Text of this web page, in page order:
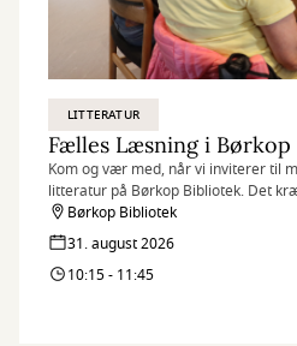
LITTERATUR
Fælles Læsning i Børkop
Kom og vær med, når vi inviterer til
litteratur på Børkop Bibliotek. Det
være med til Fælles Læsning - kun at
og tale sammen.
Børkop Bibliotek
31. august 2026
10:15 - 11:45